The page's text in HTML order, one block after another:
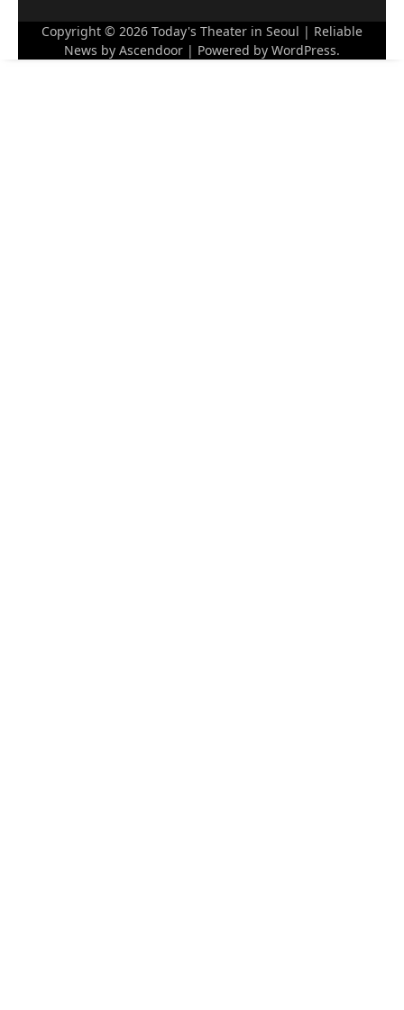
Copyright © 2026 Today's Theater in Seoul | Reliable
News by Ascendoor | Powered by WordPress.